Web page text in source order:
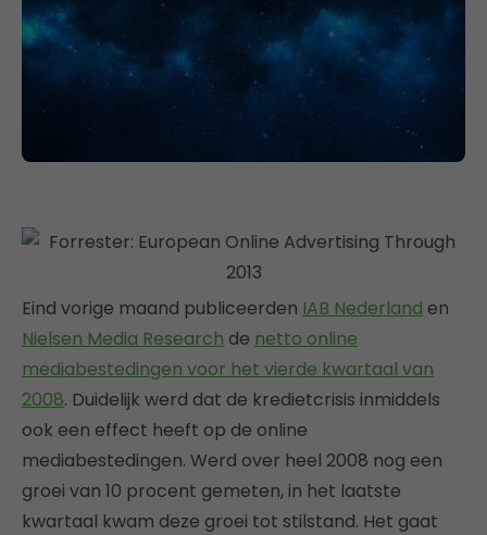
Eind vorige maand publiceerden IAB Nederland en
Nielsen Media Research de netto online
mediabestedingen voor het vierde kwartaal van
2008. Duidelijk werd dat de kredietcrisis inmiddels
ook een effect heeft op de online
mediabestedingen. Werd over heel 2008 nog een
groei van 10 procent gemeten, in het laatste
kwartaal kwam deze groei tot stilstand. Het gaat